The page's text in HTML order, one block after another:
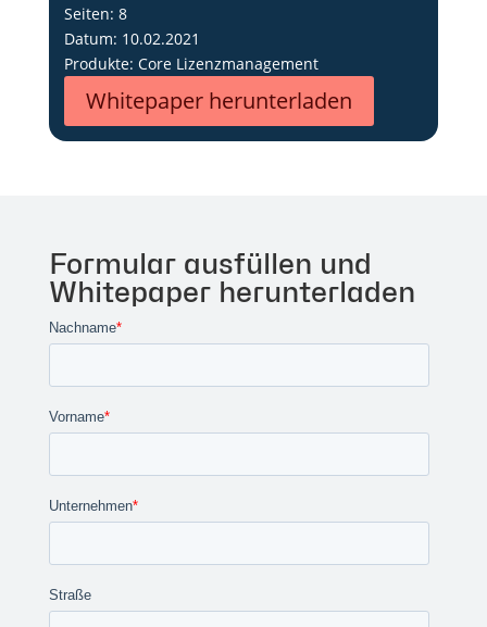
Seiten: 8
Datum: 10.02.2021
Produkte: Core Lizenzmanagement
Whitepaper herunterladen
Formular ausfüllen und
Whitepaper herunterladen